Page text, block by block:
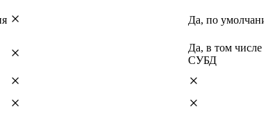
Да, по
Да, в том
СУБД